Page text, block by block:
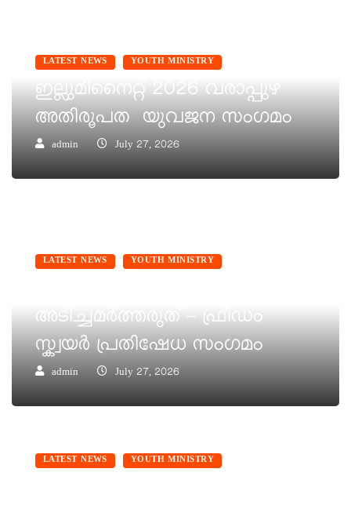
LATEST NEWS YOUTH MINISTRY
ഇല്ലുമിനൈറ്റ് 2026 വരാപ്പുഴ
അതിരൂപത യുവജന സംഗമം
admin July 27, 2026
LATEST NEWS YOUTH MINISTRY
അടിച്ചമർത്തരുത് – ഫ്രീഡം
സ്ക്വയർ പ്രതിഷേധ സംഗമം
admin July 27, 2026
LATEST NEWS YOUTH MINISTRY